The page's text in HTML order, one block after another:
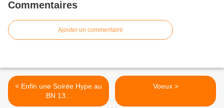
Commentaires
Ajouter un commentaire
< Enfin une Soirée Hype au
BN 13...
Voeux >